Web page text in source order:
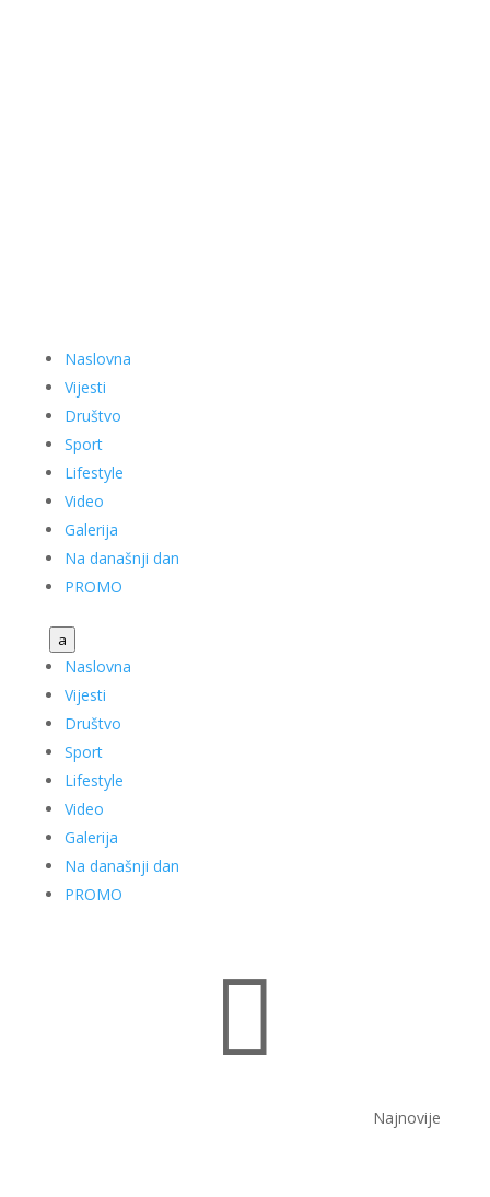
Naslovna
Vijesti
Društvo
Sport
Lifestyle
Video
Galerija
Na današnji dan
PROMO
a
Naslovna
Vijesti
Društvo
Sport
Lifestyle
Video
Galerija
Na današnji dan
PROMO

Najnovije